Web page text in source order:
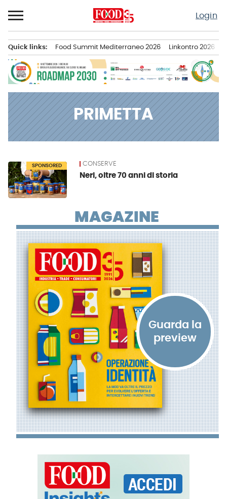
al
contenuto
Login
principale
Quick links: Food Summit Mediterraneo 2026 Linkontro 2026
PRIMETTA
News SPONSORED CONSERVE
Neri, oltre 70 anni di storia
MAGAZINE